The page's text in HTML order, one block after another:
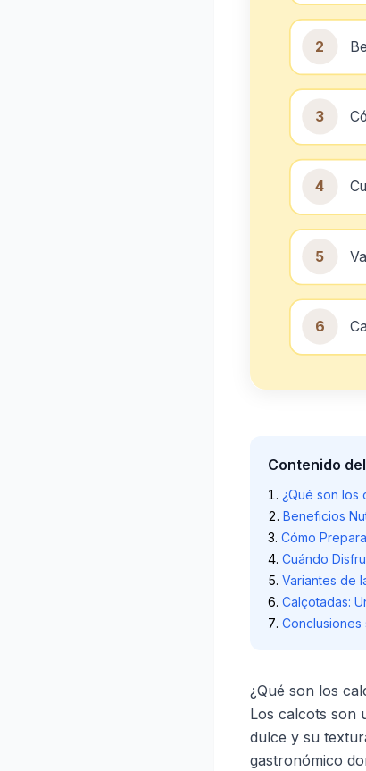
2
3
4
5
6
Contenido
¿Qué son los
Beneficios
Cómo
Cuándo
Variantes de
Calçotadas:
Conclusiones
¿Qué son los
Los calcots son
dulce y su
gastronómico